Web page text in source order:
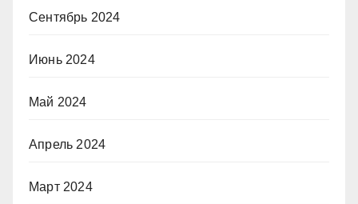
Сентябрь 2024
Июнь 2024
Май 2024
Апрель 2024
Март 2024